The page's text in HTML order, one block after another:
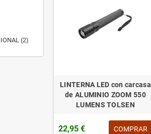
(2)
LINTERNA LED con carcasa
de ALUMINIO ZOOM 550
LUMENS TOLSEN
22,95 € COMPRAR